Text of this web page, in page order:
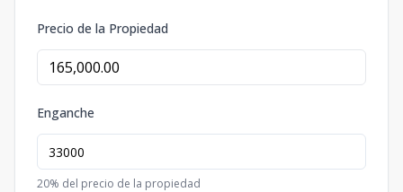
Precio de la Propiedad
Enganche
20% del precio de la propiedad